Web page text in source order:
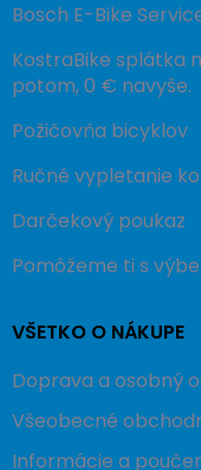
Bosch E-Bike
KostraBike splátka
potom, 0 € navyše.
Požičovňa bicyklov
Ručné vypletanie
Darčekový poukaz
Pomôžeme ti s
VŠETKO O NÁKUPE
Doprava a osobný
Všeobecné
Informácie a